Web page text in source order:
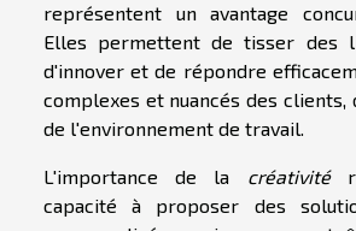
représentent un avantage
Elles permettent de tisser des
d'innover et de répondre
complexes et nuancés des clients,
de l'environnement de travail.
L'importance de la créativité
capacité à proposer des